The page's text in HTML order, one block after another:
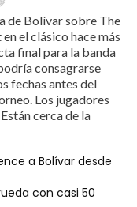
de Bolívar sobre The
el clásico hace más
final para la banda
consagrarse
fechas antes del
Los jugadores
cerca de la
a Bolívar desde
con casi 50